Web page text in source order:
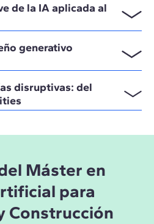
de la IA aplicada al
generativo
disruptivas: del
Máster en
para
Construcción